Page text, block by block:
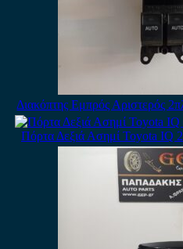
Διακόπτης Εμπρός Αριστερός
Πόρτα Δεξιά Ασημί Toyota IQ